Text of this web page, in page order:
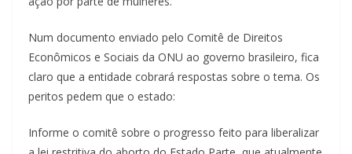
Num documento enviado pelo Comitê de Direitos
Econômicos e Sociais da ONU ao governo brasileiro, fica
claro que a entidade cobrará respostas sobre o tema. Os
peritos pedem que o estado:
Informe o comitê sobre o progresso feito para liberalizar